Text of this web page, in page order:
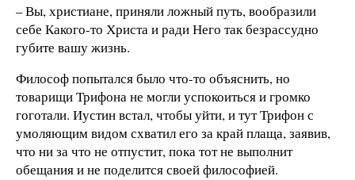
– Вы, христиане, приняли ложный путь, вообразили
себе Какого-то Христа и ради Него так безрассудно
губите вашу жизнь.
Философ попытался было что-то объяснить, но
товарищи Трифона не могли успокоиться и громко
гоготали. Иустин встал, чтобы уйти, и тут Трифон с
умоляющим видом схватил его за край плаща, заявив,
что ни за что не отпустит, пока тот не выполнит
обещания и не поделится своей философией.